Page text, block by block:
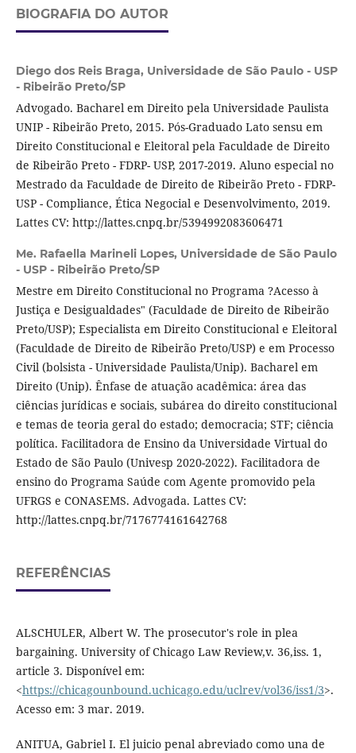
BIOGRAFIA DO AUTOR
Diego dos Reis Braga, Universidade de São Paulo - USP
- Ribeirão Preto/SP
Advogado. Bacharel em Direito pela Universidade Paulista
UNIP - Ribeirão Preto, 2015. Pós-Graduado Lato sensu em
Direito Constitucional e Eleitoral pela Faculdade de Direito
de Ribeirão Preto - FDRP- USP, 2017-2019. Aluno especial no
Mestrado da Faculdade de Direito de Ribeirão Preto - FDRP-
USP - Compliance, Ética Negocial e Desenvolvimento, 2019.
Lattes CV: http://lattes.cnpq.br/5394992083606471
Me. Rafaella Marineli Lopes, Universidade de São Paulo
- USP - Ribeirão Preto/SP
Mestre em Direito Constitucional no Programa ?Acesso à
Justiça e Desigualdades" (Faculdade de Direito de Ribeirão
Preto/USP); Especialista em Direito Constitucional e Eleitoral
(Faculdade de Direito de Ribeirão Preto/USP) e em Processo
Civil (bolsista - Universidade Paulista/Unip). Bacharel em
Direito (Unip). Ênfase de atuação acadêmica: área das
ciências jurídicas e sociais, subárea do direito constitucional
e temas de teoria geral do estado; democracia; STF; ciência
política. Facilitadora de Ensino da Universidade Virtual do
Estado de São Paulo (Univesp 2020-2022). Facilitadora de
ensino do Programa Saúde com Agente promovido pela
UFRGS e CONASEMS. Advogada. Lattes CV:
http://lattes.cnpq.br/7176774161642768
REFERÊNCIAS
ALSCHULER, Albert W. The prosecutor's role in plea
bargaining. University of Chicago Law Review,v. 36,iss. 1,
article 3. Disponível em:
<https://chicagounbound.uchicago.edu/uclrev/vol36/iss1/3>.
Acesso em: 3 mar. 2019.
ANITUA, Gabriel I. El juicio penal abreviado como una de